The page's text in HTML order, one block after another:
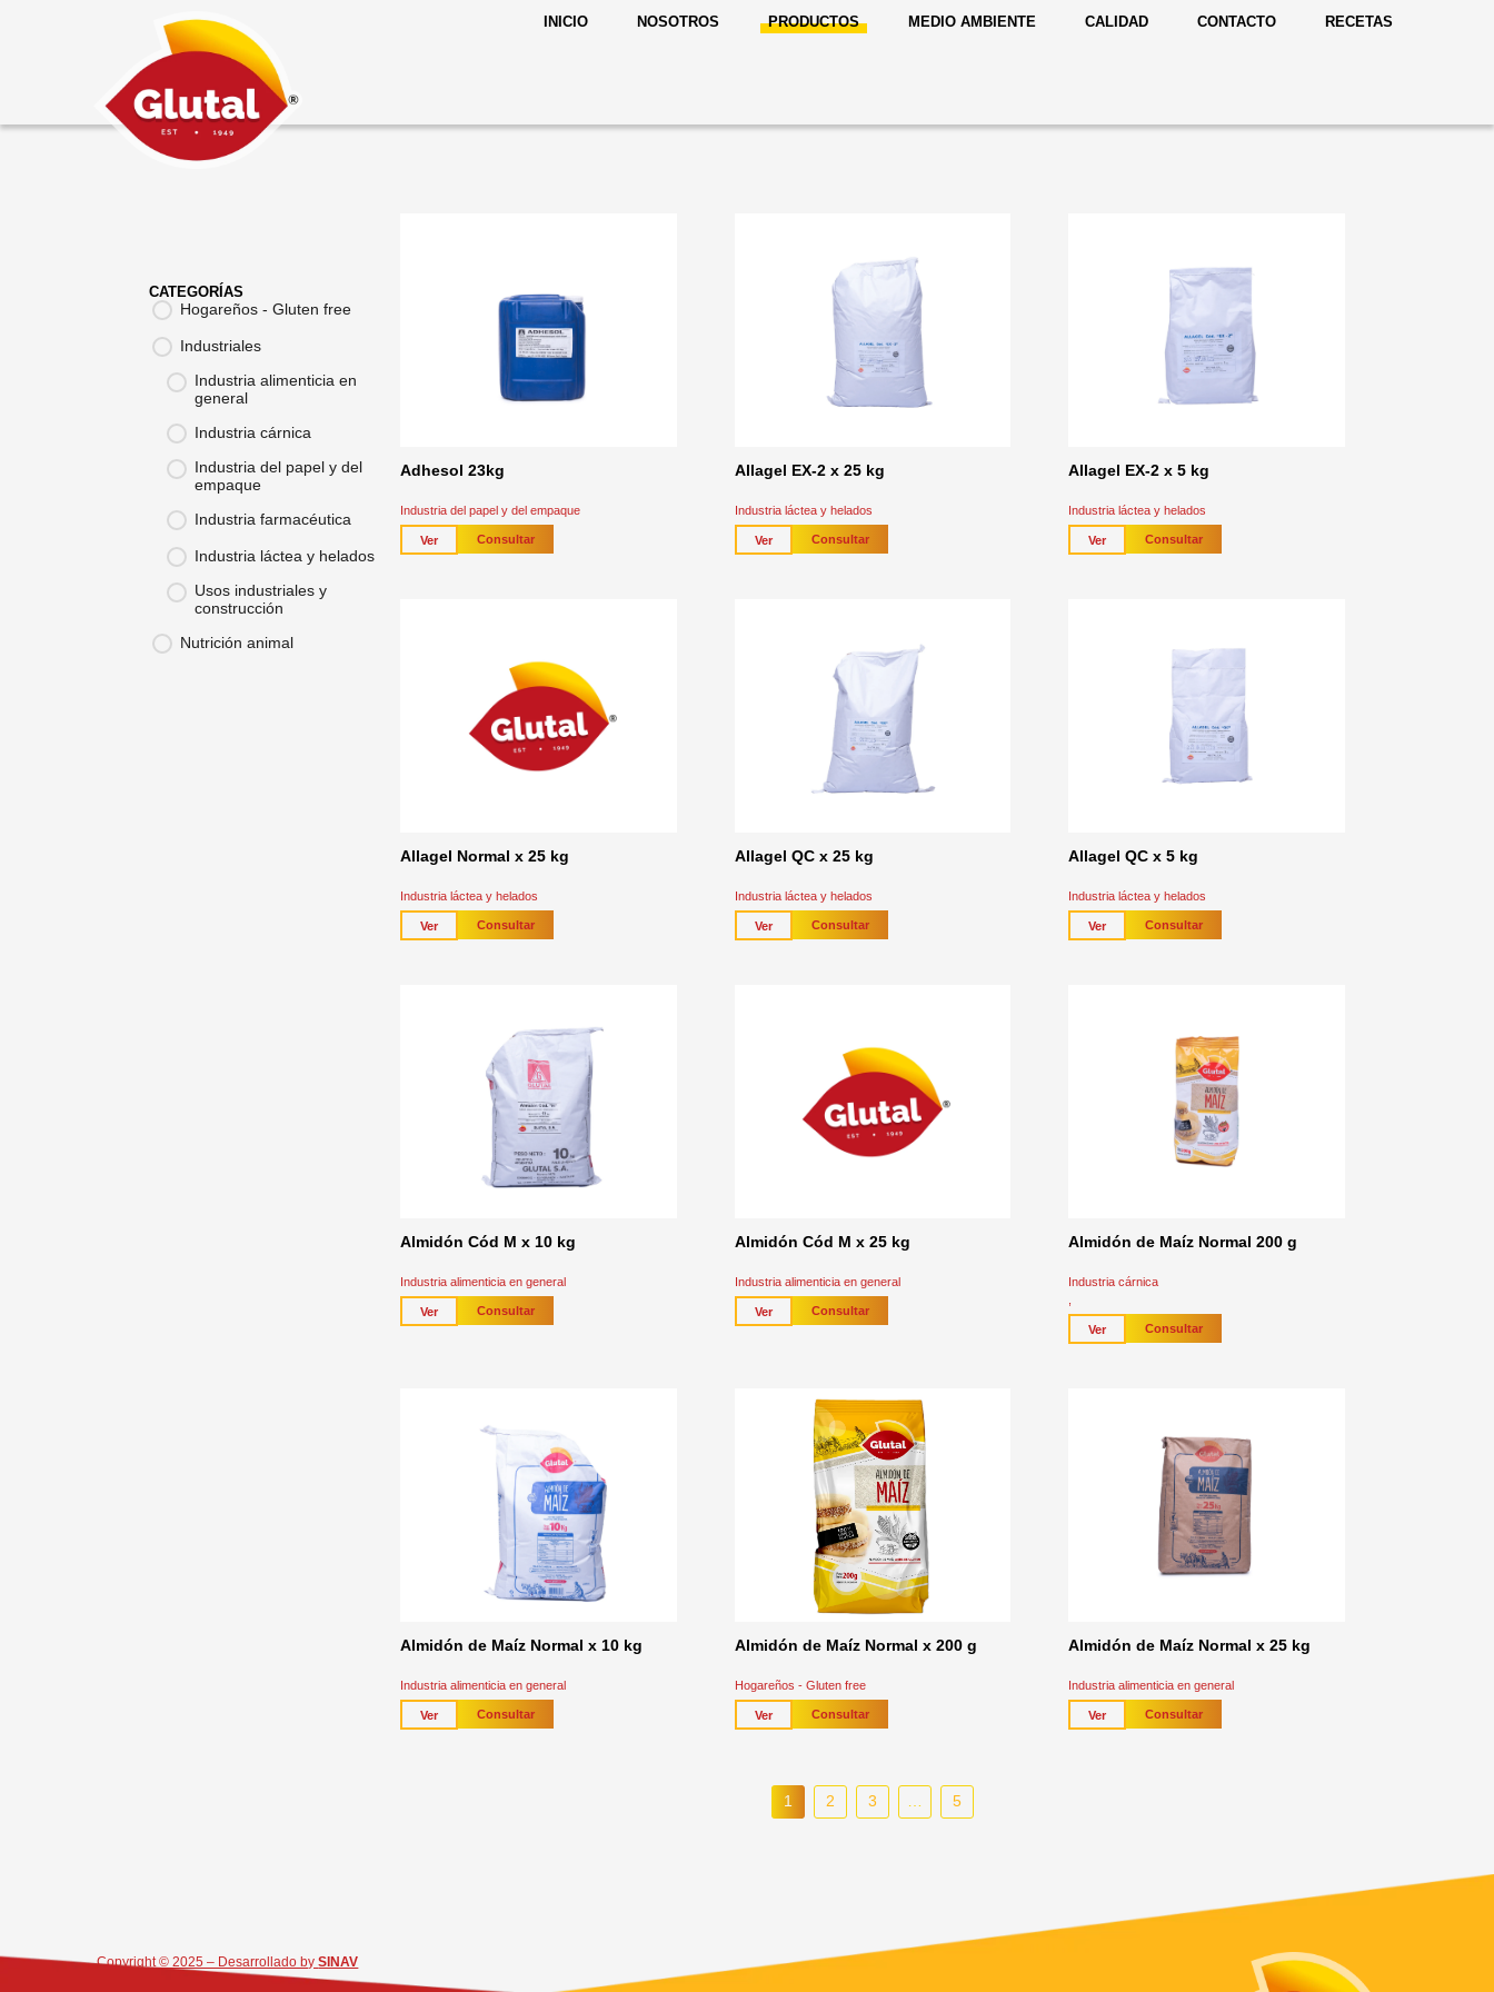
INICIO NOSOTROS PRODUCTOS MEDIO AMBIENTE CALIDAD CONTACTO RECETAS
CATEGORÍAS
Hogareños - Gluten free
Industriales
Industria alimenticia en
general
Industria cárnica
Industria del papel y del
empaque
Industria farmacéutica
Industria láctea y helados
Usos industriales y
construcción
Nutrición animal
Adhesol 23kg
Industria del papel y del empaque
Ver Consultar
Allagel EX-2 x 25 kg
Industria láctea y helados
Ver Consultar
Allagel EX-2 x 5 kg
Industria láctea y helados
Ver Consultar
Allagel Normal x 25 kg
Industria láctea y helados
Ver Consultar
Allagel QC x 25 kg
Industria láctea y helados
Ver Consultar
Allagel QC x 5 kg
Industria láctea y helados
Ver Consultar
Almidón Cód M x 10 kg
Industria alimenticia en general
Ver Consultar
Almidón Cód M x 25 kg
Industria alimenticia en general
Ver Consultar
Almidón de Maíz Normal 200 g
Industria cárnica
Industria del papel y del empaque
Ver Consultar
Almidón de Maíz Normal x 10 kg
Industria alimenticia en general
Ver Consultar
Almidón de Maíz Normal x 200 g
Hogareños - Gluten free
Ver Consultar
Almidón de Maíz Normal x 25 kg
Industria alimenticia en general
Ver Consultar
1 2 3 … 5
Copyright © 2025 – Desarrollado bySINAV